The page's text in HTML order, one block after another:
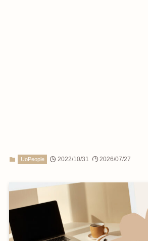
UoPeople 2022/10/31 2026/07/27